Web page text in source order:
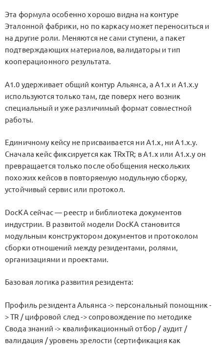
Эта формула особенно хорошо видна на контуре
Эталонной фабрики, но по каркасу может переноситься и
на другие роли. Меняются не сами ступени, а пакет
подтверждающих материалов, валидаторы и тип
кооперационного результата.
A1.0 удерживает общий контур Альянса, аA1.x и A1.x.y
используются только там, где поверх него возник
специальный и уже различимый формат совместной
работы.
Единичному кейсу не присваивается ни A1.x, ниA1.x.y.
Сначала кейс фиксируется как TRxTR; вA1.x или A1.x.y он
превращается только после обобщения нескольких
похожих кейсов в повторяемую модульную сборку,
устойчивый сервис или протокол.
DocKA сейчас — реестр и библиотека документов
индустрии. В развитой модели DocKA становится
модульным конструктором документов и протоколом
сборки отношений между резидентами, ролями,
организациями и проектами.
Базовая логика развития резидента:
Профиль резидента Альянса -> персональный помощник -
> TR / цифровой след -> сопровождение по методике
Свода знаний -> квалификационный отбор / аудит /
валидация / уровень зрелости (сертификация как